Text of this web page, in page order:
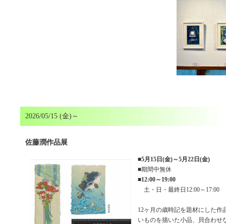
2026/05/15 (金)～
佐藤潤作品展
■5月15日(金)～5月22日(金)
■期間中無休
■12:00～19:00
土・日・最終日12:00～17:00
12ヶ月の歳時記を題材にした作
いものを描いた小品、貝合わせ